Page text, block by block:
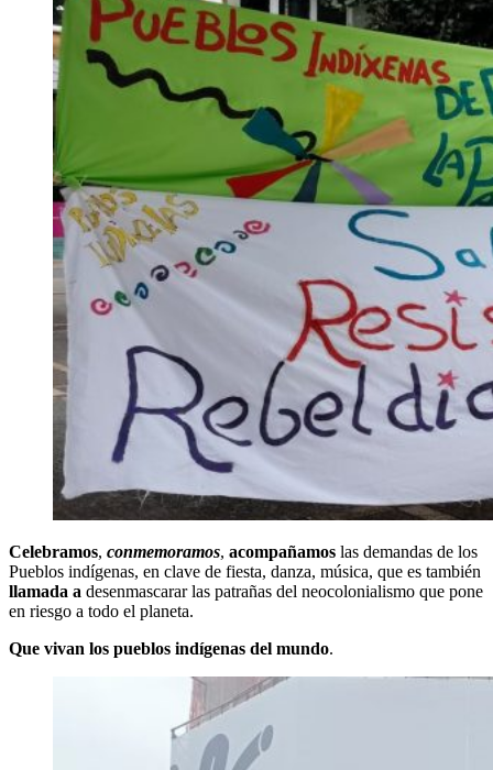
Celebramos, conmemoramos, acompañamos las demandas de los
Pueblos indígenas, en clave de fiesta, danza, música, que es también
llamada a desenmascarar las patrañas del neocolonialismo que pone
en riesgo a todo el planeta.
Que vivan los pueblos indígenas del mundo.